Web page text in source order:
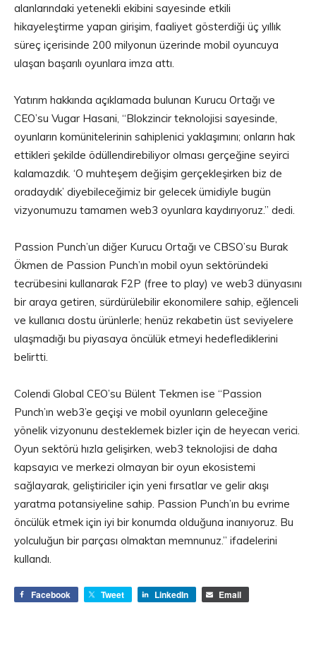
alanlarındaki yetenekli ekibini sayesinde etkili
hikayeleştirme yapan girişim, faaliyet gösterdiği üç yıllık
süreç içerisinde 200 milyonun üzerinde mobil oyuncuya
ulaşan başarılı oyunlara imza attı.
Yatırım hakkında açıklamada bulunan Kurucu Ortağı ve
CEO’su Vugar Hasani, “Blokzincir teknolojisi sayesinde,
oyunların komünitelerinin sahiplenici yaklaşımını; onların hak
ettikleri şekilde ödüllendirebiliyor olması gerçeğine seyirci
kalamazdık. ‘O muhteşem değişim gerçekleşirken biz de
oradaydık’ diyebileceğimiz bir gelecek ümidiyle bugün
vizyonumuzu tamamen web3 oyunlara kaydırıyoruz.” dedi.
Passion Punch’un diğer Kurucu Ortağı ve CBSO’su Burak
Ökmen de Passion Punch’ın mobil oyun sektöründeki
tecrübesini kullanarak F2P (free to play) ve web3 dünyasını
bir araya getiren, sürdürülebilir ekonomilere sahip, eğlenceli
ve kullanıcı dostu ürünlerle; henüz rekabetin üst seviyelere
ulaşmadığı bu piyasaya öncülük etmeyi hedeflediklerini
belirtti.
Colendi Global CEO’su Bülent Tekmen ise “Passion
Punch’ın web3’e geçişi ve mobil oyunların geleceğine
yönelik vizyonunu desteklemek bizler için de heyecan verici.
Oyun sektörü hızla gelişirken, web3 teknolojisi de daha
kapsayıcı ve merkezi olmayan bir oyun ekosistemi
sağlayarak, geliştiriciler için yeni fırsatlar ve gelir akışı
yaratma potansiyeline sahip. Passion Punch’ın bu evrime
öncülük etmek için iyi bir konumda olduğuna inanıyoruz. Bu
yolculuğun bir parçası olmaktan memnunuz.” ifadelerini
kullandı.
Facebook Tweet LinkedIn Email